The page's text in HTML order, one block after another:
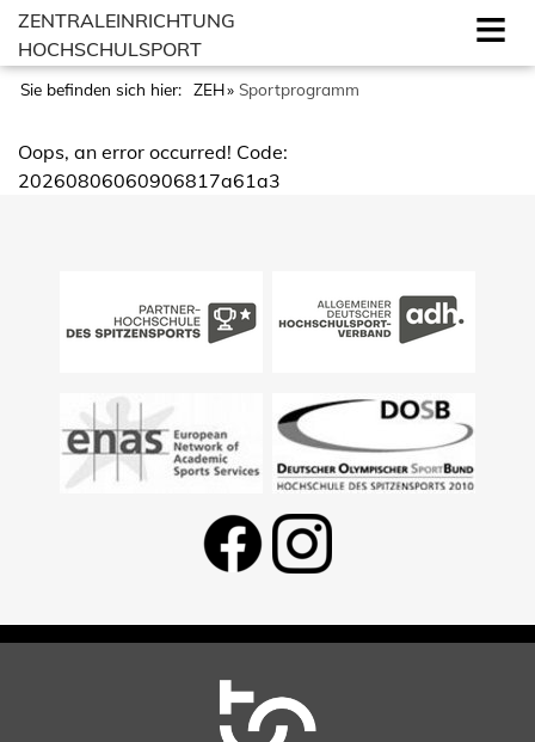
ZENTRALEINRICHTUNG
HOCHSCHULSPORT
Sie befinden sich hier: ZEH Sportprogramm
Oops, an error occurred! Code:
20260806060906817a61a3